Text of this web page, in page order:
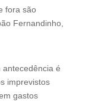
fora são
Fernandinho,
antecedência é
imprevistos
gastos